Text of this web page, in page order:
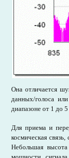
Она отличается
данных/голоса
диапазоне от 1 до
Для приема и
космическая
Небольшая